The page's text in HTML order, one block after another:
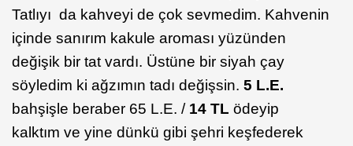
Tatlıyı da kahveyi de çok sevmedim. Kahvenin
içinde sanırım kakule aroması yüzünden
değişik bir tat vardı. Üstüne bir siyah çay
söyledim ki ağzımın tadı değişsin. 5 L.E.
bahşişle beraber 65 L.E. / 14 TL ödeyip
kalktım ve yine dünkü gibi şehri keşfederek